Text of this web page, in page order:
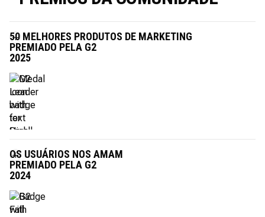
50 MELHORES PRODUTOS DE MARKETING
PREMIADO PELA G2
2025
OS USUÁRIOS NOS AMAM
PREMIADO PELA G2
2024